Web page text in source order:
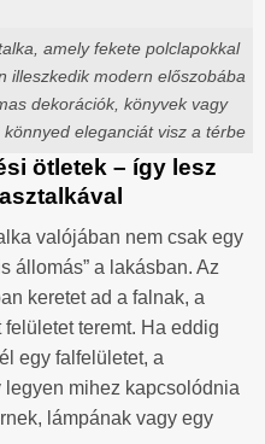
amely fekete polclapokkal
illeszkedik modern előszobába
dekorációk, könyvek vagy
eleganciát visz a térbe
ötletek – így lesz
valójában nem csak egy
állomás” a lakásban. Az
keretet ad a falnak, a
teremt. Ha eddig
egy falfelületet, a
mihez kapcsolódnia
lámpának vagy egy